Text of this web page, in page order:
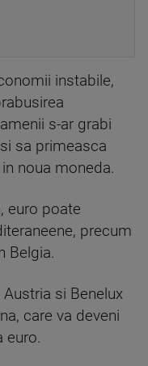
instabile,
s-ar grabi
sa primeasca
noua moneda.
euro poate
precum
Belgia.
si Benelux
care va deveni
euro.